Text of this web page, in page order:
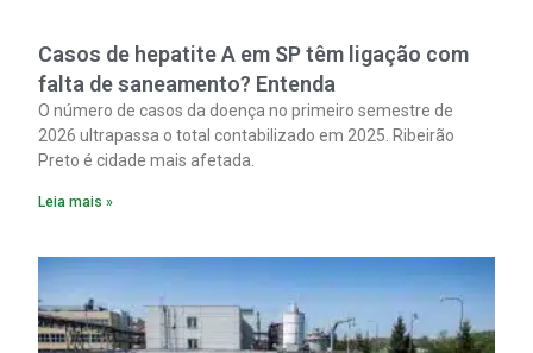
Casos de hepatite A em SP têm ligação com
falta de saneamento? Entenda
O número de casos da doença no primeiro semestre de
2026 ultrapassa o total contabilizado em 2025. Ribeirão
Preto é cidade mais afetada.
Leia mais »